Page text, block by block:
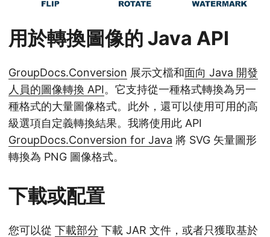
用於轉換圖像的 Java API
GroupDocs.Conversion 展示文檔和面向 Java 開發
人員的圖像轉換 API。它支持從一種格式轉換為另一
種格式的大量圖像格式。此外，還可以使用可用的高
級選項自定義轉換結果。我將使用此 API
GroupDocs.Conversion for Java 將 SVG 矢量圖形
轉換為 PNG 圖像格式。
下載或配置
您可以從 下載部分 下載 JAR 文件，或者只獲取基於